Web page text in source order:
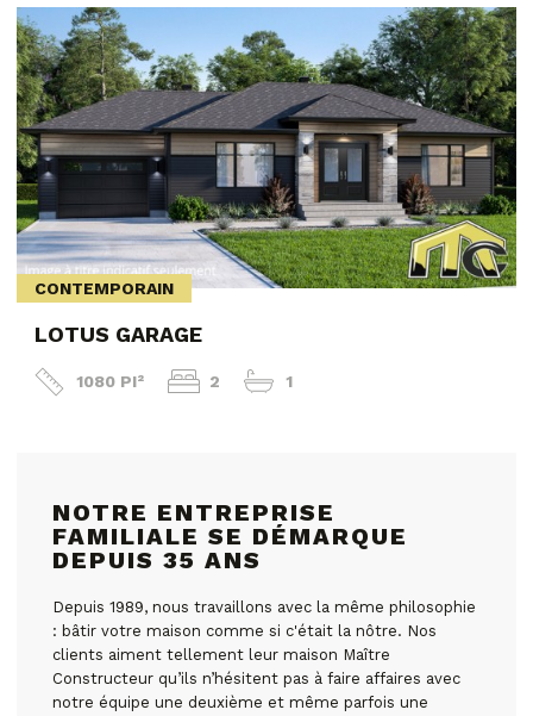
CONTEMPORAIN
LOTUS GARAGE
1080 PI² 2 1
NOTRE ENTREPRISE
FAMILIALE SE DÉMARQUE
DEPUIS 35 ANS
Depuis 1989, nous travaillons avec la même philosophie
: bâtir votre maison comme si c'était la nôtre. Nos
clients aiment tellement leur maison Maître
Constructeur qu’ils n’hésitent pas à faire affaires avec
notre équipe une deuxième et même parfois une